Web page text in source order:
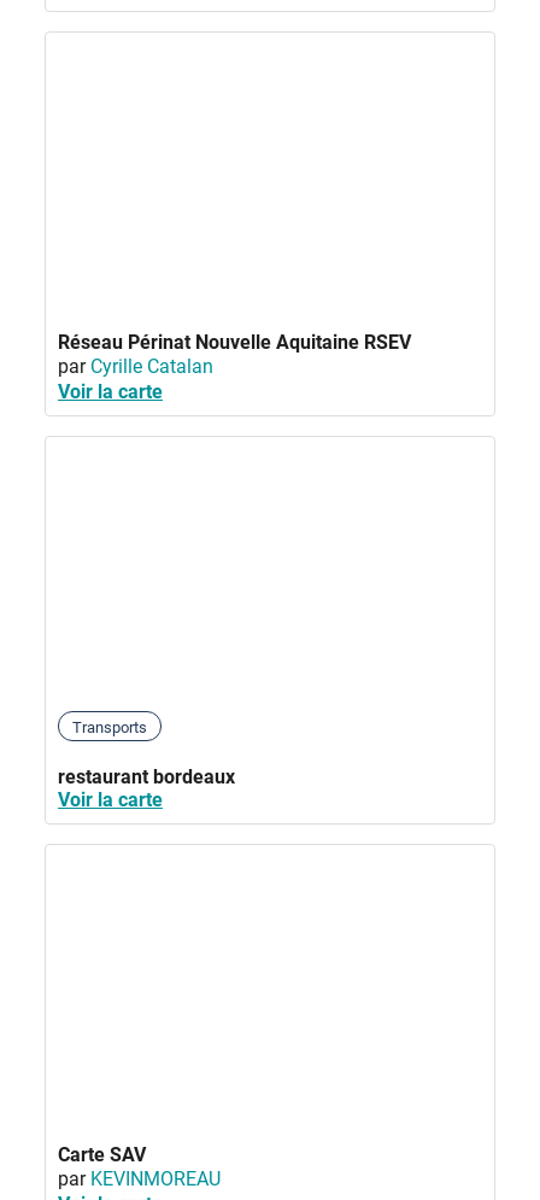
Réseau Périnat Nouvelle Aquitaine RSEV
par Cyrille Catalan
Voir la carte
Transports
restaurant bordeaux
Voir la carte
Carte SAV
par KEVINMOREAU